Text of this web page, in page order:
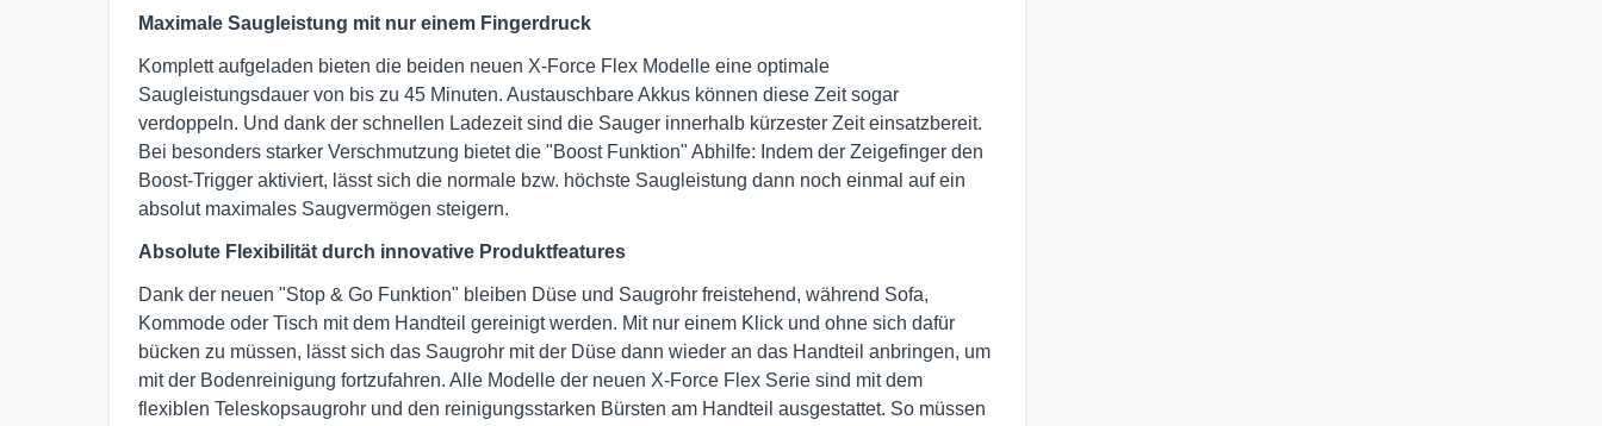
Maximale Saugleistung mit nur einem Fingerdruck
Komplett aufgeladen bieten die beiden neuen X-Force Flex Modelle eine optimale
Saugleistungsdauer von bis zu 45 Minuten. Austauschbare Akkus können diese Zeit sogar
verdoppeln. Und dank der schnellen Ladezeit sind die Sauger innerhalb kürzester Zeit einsatzbereit.
Bei besonders starker Verschmutzung bietet die "Boost Funktion" Abhilfe: Indem der Zeigefinger den
Boost-Trigger aktiviert, lässt sich die normale bzw. höchste Saugleistung dann noch einmal auf ein
absolut maximales Saugvermögen steigern.
Absolute Flexibilität durch innovative Produktfeatures
Dank der neuen "Stop & Go Funktion" bleiben Düse und Saugrohr freistehend, während Sofa,
Kommode oder Tisch mit dem Handteil gereinigt werden. Mit nur einem Klick und ohne sich dafür
bücken zu müssen, lässt sich das Saugrohr mit der Düse dann wieder an das Handteil anbringen, um
mit der Bodenreinigung fortzufahren. Alle Modelle der neuen X-Force Flex Serie sind mit dem
flexiblen Teleskopsaugrohr und den reinigungsstarken Bürsten am Handteil ausgestattet. So müssen